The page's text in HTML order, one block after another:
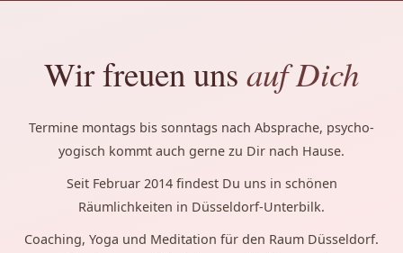
Wir freuen uns auf Dich
Termine montags bis sonntags nach Absprache, psycho-
yogisch kommt auch gerne zu Dir nach Hause.
Seit Februar 2014 findest Du uns in schönen
Räumlichkeiten in Düsseldorf-Unterbilk.
Coaching, Yoga und Meditation für den Raum Düsseldorf.